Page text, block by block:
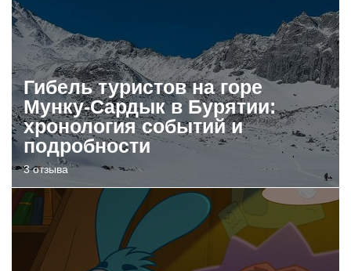
Гибель туристов на горе
Мунку-Сардык в Бурятии:
хронология событий и
подробности
3 отзыва